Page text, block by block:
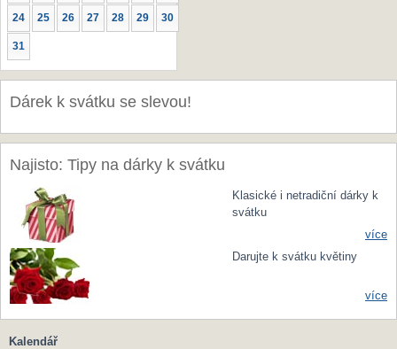
24 25 26 27 28 29 30
31
Dárek k svátku se slevou!
Najisto: Tipy na dárky k svátku
Klasické i netradiční dárky k
svátku
více
Darujte k svátku květiny
více
Kalendář